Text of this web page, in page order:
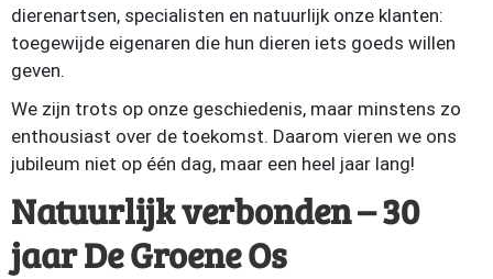
dierenartsen, specialisten en natuurlijk onze klanten:
toegewijde eigenaren die hun dieren iets goeds willen
geven.
We zijn trots op onze geschiedenis, maar minstens zo
enthousiast over de toekomst. Daarom vieren we ons
jubileum niet op één dag, maar een heel jaar lang!
Natuurlijk verbonden – 30
jaar De Groene Os